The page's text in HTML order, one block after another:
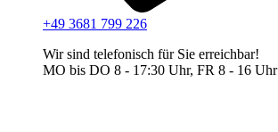
+49 3681 799 226
Wir sind telefonisch für Sie erreichbar!
MO bis DO 8 - 17:30 Uhr, FR 8 - 16 Uhr